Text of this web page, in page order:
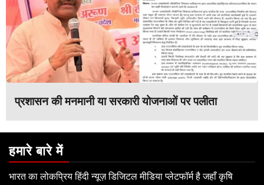
प्रशासन की मनमानी या सरकारी योजनाओं पर पलीता
हमारे बारे में
भारत का लोकप्रिय हिंदी न्यूज़ डिजिटल मीडिया प्लेटफॉर्म है जहाँ कृषि